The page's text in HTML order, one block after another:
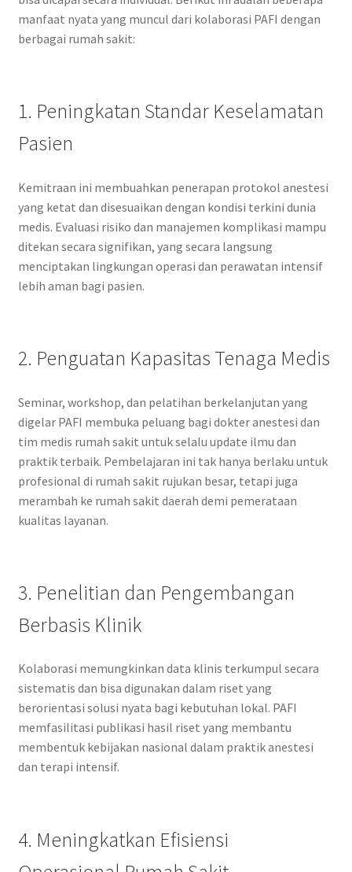
manfaat nyata yang muncul dari kolaborasi PAFI dengan
berbagai rumah sakit:
1. Peningkatan Standar Keselamatan
Pasien
Kemitraan ini membuahkan penerapan protokol anestesi
yang ketat dan disesuaikan dengan kondisi terkini dunia
medis. Evaluasi risiko dan manajemen komplikasi mampu
ditekan secara signifikan, yang secara langsung
menciptakan lingkungan operasi dan perawatan intensif
lebih aman bagi pasien.
2. Penguatan Kapasitas Tenaga Medis
Seminar, workshop, dan pelatihan berkelanjutan yang
digelar PAFI membuka peluang bagi dokter anestesi dan
tim medis rumah sakit untuk selalu update ilmu dan
praktik terbaik. Pembelajaran ini tak hanya berlaku untuk
profesional di rumah sakit rujukan besar, tetapi juga
merambah ke rumah sakit daerah demi pemerataan
kualitas layanan.
3. Penelitian dan Pengembangan
Berbasis Klinik
Kolaborasi memungkinkan data klinis terkumpul secara
sistematis dan bisa digunakan dalam riset yang
berorientasi solusi nyata bagi kebutuhan lokal. PAFI
memfasilitasi publikasi hasil riset yang membantu
membentuk kebijakan nasional dalam praktik anestesi
dan terapi intensif.
4. Meningkatkan Efisiensi